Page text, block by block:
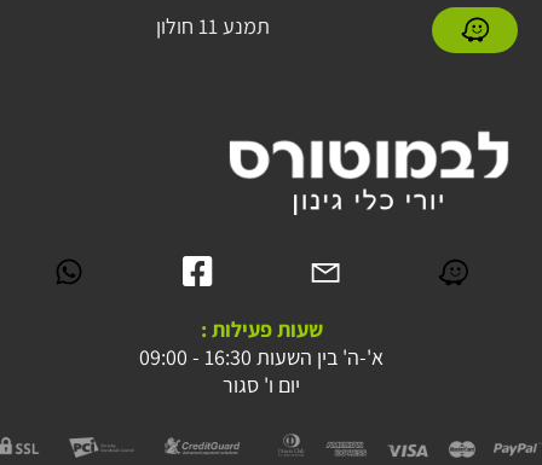
תמנע 11 חולון
שעות פעילות :
א'-ה' בין השעות 16:30 - 09:00
יום ו' סגור